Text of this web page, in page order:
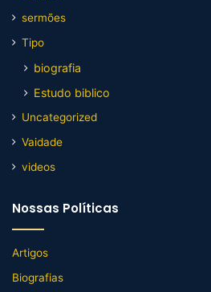
sermões
Tipo
biografia
Estudo biblico
Uncategorized
Vaidade
videos
Nossas Políticas
Artigos
Biografias